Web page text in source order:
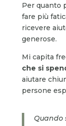
Per quanto
fare più
ricevere
generose.
Mi capita
che si
aiutare
persone
Quando